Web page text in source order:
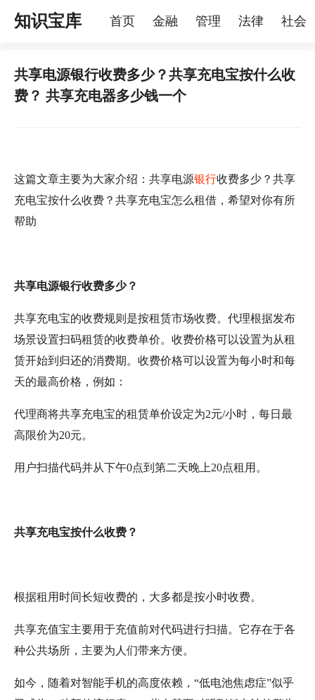
知识宝库 首页 金融 管理 法律 社会
烦恼 宠物
共享电源银行收费多少？共享充电宝按什么收
费？ 共享充电器多少钱一个
这篇文章主要为大家介绍：共享电源银行收费多少？共享
充电宝按什么收费？共享充电宝怎么租借，希望对你有所
帮助
共享电源银行收费多少？
共享充电宝的收费规则是按租赁市场收费。代理根据发布
场景设置扫码租赁的收费单价。收费价格可以设置为从租
赁开始到归还的消费期。收费价格可以设置为每小时和每
天的最高价格，例如：
代理商将共享充电宝的租赁单价设定为2元/小时，每日最
高限价为20元。
用户扫描代码并从下午0点到第二天晚上20点租用。
共享充电宝按什么收费？
根据租用时间长短收费的，大多都是按小时收费。
共享充值宝主要用于充值前对代码进行扫描。它存在于各
种公共场所，主要为人们带来方便。
如今，随着对智能手机的高度依赖，“低电池焦虑症”似乎